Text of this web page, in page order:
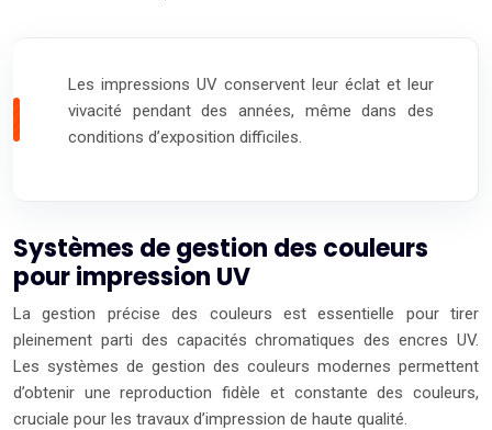
Les impressions UV conservent leur éclat et leur
vivacité pendant des années, même dans des
conditions d’exposition difficiles.
Systèmes de gestion des couleurs
pour impression UV
La gestion précise des couleurs est essentielle pour tirer
pleinement parti des capacités chromatiques des encres UV.
Les systèmes de gestion des couleurs modernes permettent
d’obtenir une reproduction fidèle et constante des couleurs,
cruciale pour les travaux d’impression de haute qualité.